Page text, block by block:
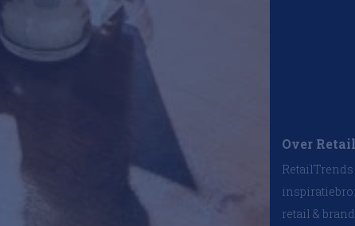
Over
retail &